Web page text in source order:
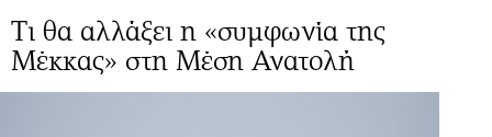
Τι θα αλλάξει η «συμφωνία της
Μέκκας» στη Μέση Ανατολή